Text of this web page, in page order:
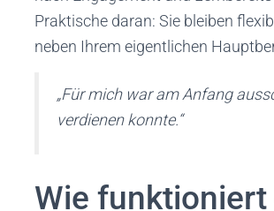
Praktische daran: Sie bleiben
neben Ihrem eigentlichen
„Für mich war am Anfang
verdienen konnte.“
Wie funktioniert